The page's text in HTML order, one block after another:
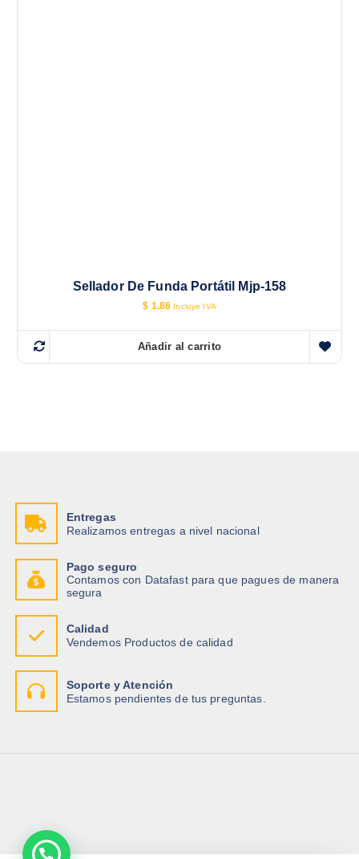
Sellador De Funda Portátil Mjp-158
$ 1.86 Incluye IVA
Añadir al carrito
Entregas
Realizamos entregas a nivel nacional
Pago seguro
Contamos con Datafast para que pagues de manera
segura
Calidad
Vendemos Productos de calidad
Soporte y Atención
Estamos pendientes de tus preguntas.